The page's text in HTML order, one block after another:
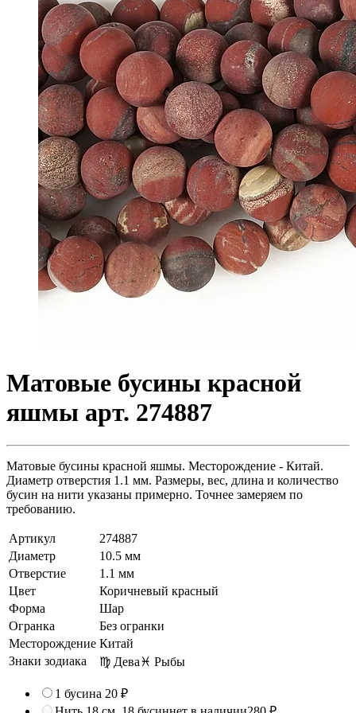
Матовые бусины красной
яшмы арт. 274887
Матовые бусины красной яшмы. Месторождение - Китай.
Диаметр отверстия 1.1 мм. Размеры, вес, длина и количество
бусин на нити указаны примерно. Точнее замеряем по
требованию.
Артикул
274887
Диаметр
10.5 мм
Отверстие
1.1 мм
Цвет
Коричневый красный
Форма
Шар
Огранка
Без огранки
Месторождение Китай
Знаки зодиака
♍ Дева♓ Рыбы
1 бусина 20 ₽